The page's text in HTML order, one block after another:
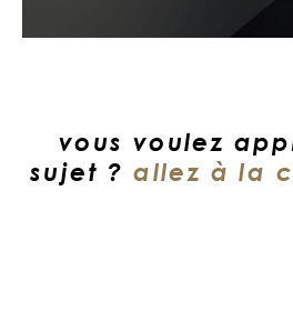
vous voulez
sujet ?allez à la